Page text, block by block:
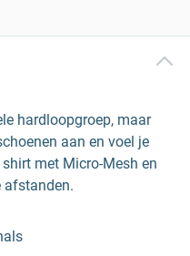
hardloopgroep, maar
aan en voel je
met Micro-Mesh en
afstanden.